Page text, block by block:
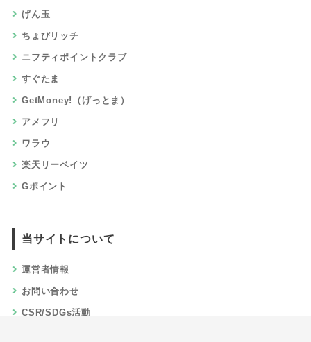
げん玉
ちょびリッチ
ニフティポイントクラブ
すぐたま
GetMoney!（げっとま）
アメフリ
ワラウ
楽天リーベイツ
Gポイント
当サイトについて
運営者情報
お問い合わせ
CSR/SDGs活動